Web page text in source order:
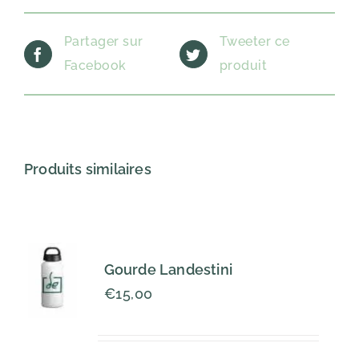
Partager sur
Facebook
Tweeter ce
produit
Produits similaires
Gourde Landestini
€15,00